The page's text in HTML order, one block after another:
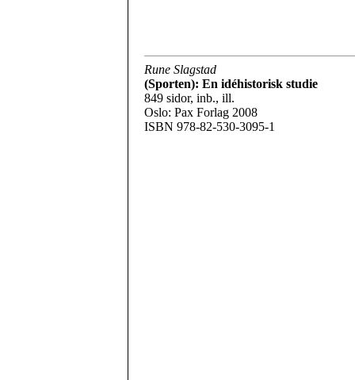
Rune Slagstad
(Sporten): En idéhistorisk studie
849 sidor, inb., ill.
Oslo: Pax Forlag 2008
ISBN 978-82-530-3095-1